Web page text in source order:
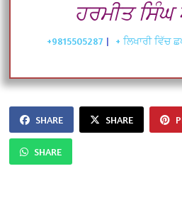
ਹਰਮੀਤ
+9815505287 | + ਲਿਖਾਰੀ ਵਿੱਚ
SHARE SHARE
SHARE